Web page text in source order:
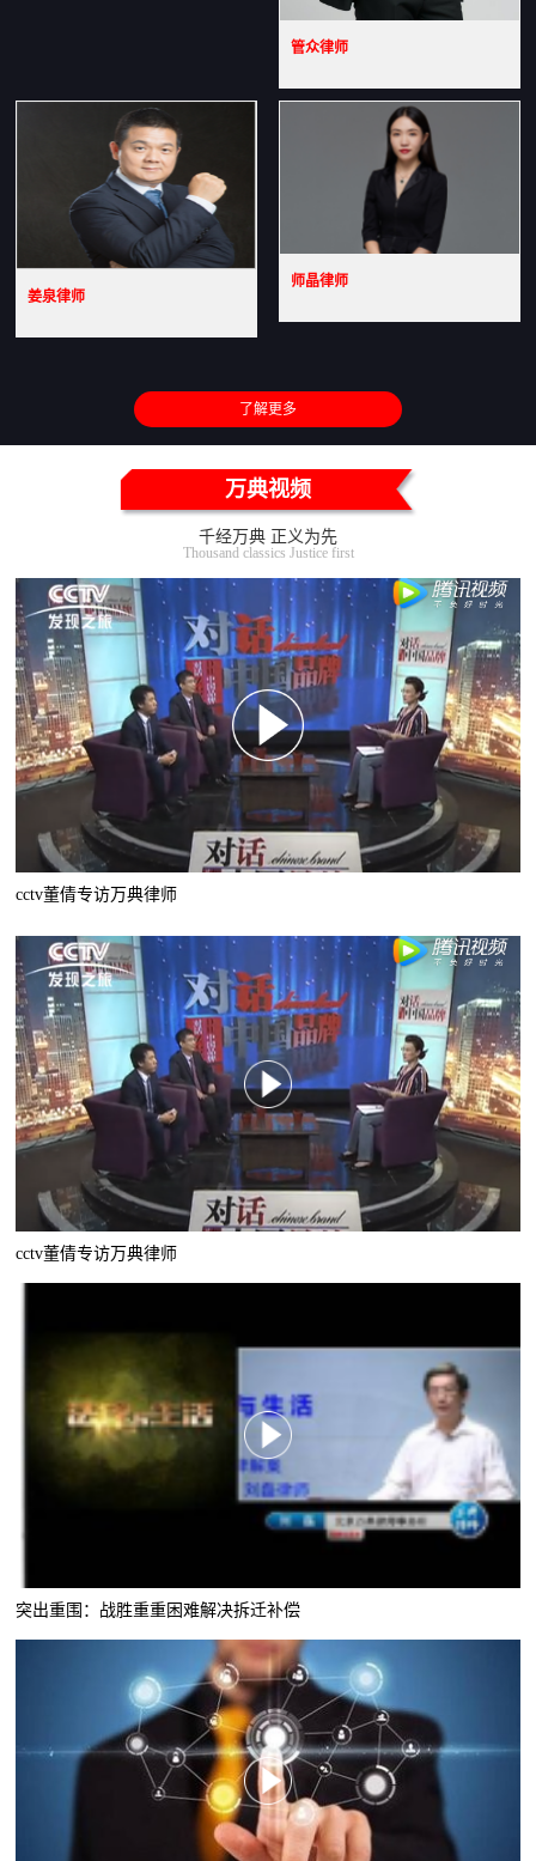
管众律师
姜泉律师
师晶律师
了解更多
万典视频
千经万典 正义为先
Thousand classics Justice first
cctv董倩专访万典律师
cctv董倩专访万典律师
突出重围：战胜重重困难解决拆迁补偿